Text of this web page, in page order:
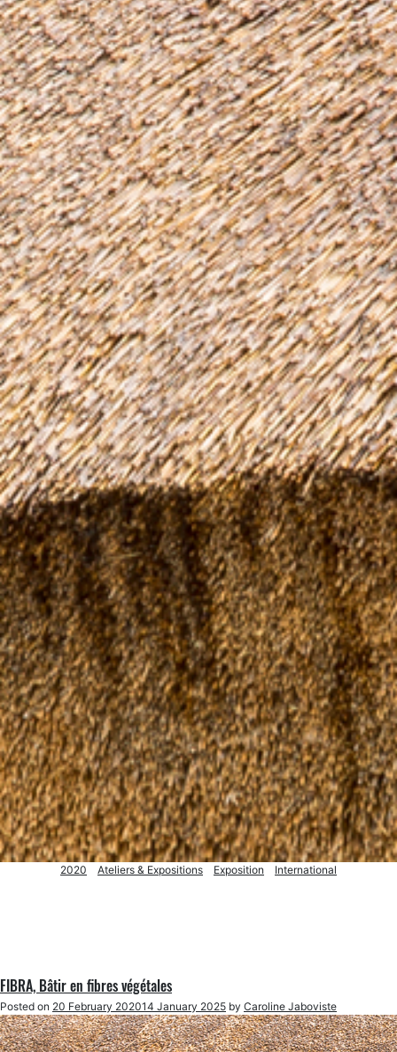
2020 Ateliers & Expositions Exposition International
FIBRA, Bâtir en fibres végétales
Posted on 20 February 202014 January 2025 by Caroline Jaboviste